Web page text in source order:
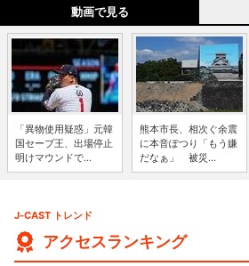
動画で見る
「異物使用疑惑」元韓
国セーブ王、出場停止
明けマウンドで...
熊本市長、相次ぐ余震
に本音ぽつり「もう嫌
だなぁ」 被災...
J-CAST トレンド
アクセスランキング